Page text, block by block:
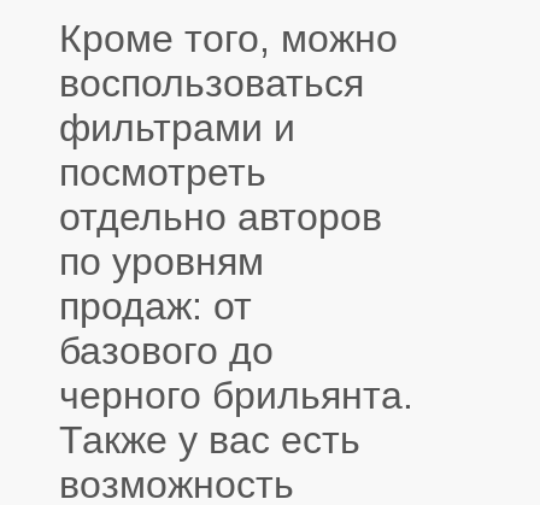
Кроме того, можно
воспользоваться
фильтрами и
посмотреть
отдельно авторов
по уровням
продаж: от
базового до
черного брильянта.
Также у вас есть
возможность